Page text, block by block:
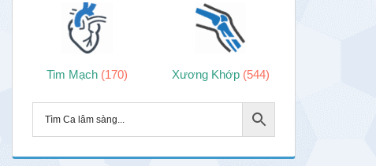
Tim Mạch (170) Xương Khớp (544)